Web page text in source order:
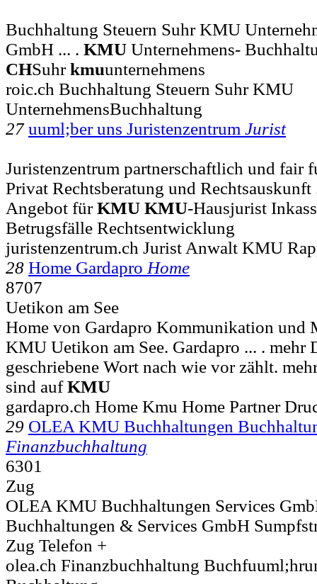
Buchhaltung Steuern Suhr KMU
GmbH ... . KMU Unternehmens-
CHSuhrkmuunternehmens
roic.ch Buchhaltung Steuern Suhr KMU
UnternehmensBuchhaltung
27 uuml;ber uns Juristenzentrum Jurist
Juristenzentrum partnerschaftlich und fair
Privat Rechtsberatung und Rechtsauskunft
Angebot fürKMU KMU-Hausjurist
Betrugsfälle Rechtsentwicklung
juristenzentrum.ch Jurist Anwalt KMU
28 Home Gardapro Home
8707
Uetikon am See
Home von Gardapro Kommunikation und
KMU Uetikon am See. Gardapro ... . mehr
geschriebene Wort nach wie vor zählt.
sind aufKMU
gardapro.ch Home Kmu Home Partner
29 OLEA KMU Buchhaltungen
Finanzbuchhaltung
6301
Zug
OLEA KMU Buchhaltungen Services
Buchhaltungen & Services GmbH
Zug Telefon +
olea.ch Finanzbuchhaltung